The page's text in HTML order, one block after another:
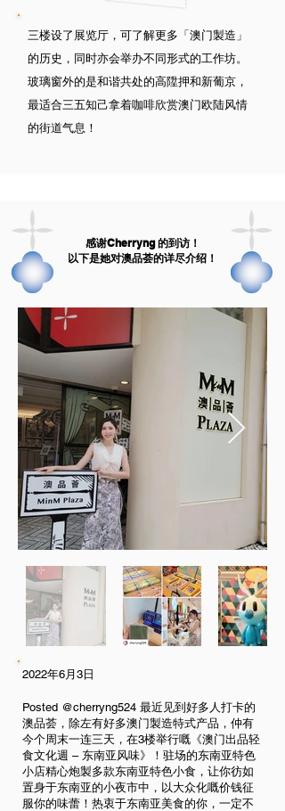
三楼设了展览厅，可了解更多「澳门製造」
的历史，同时亦会举办不同形式的工作坊。
玻璃窗外的是和谐共处的高陞押和新葡京，
最适合三五知己拿着咖啡欣赏澳门欧陆风情
的街道气息！
感谢Cherryng 的到访！
以下是她对澳品荟的详尽介绍！
2022年6月3日
Posted @cherryng524 最近见到好多人打卡的
澳品荟，除左有好多澳门製造特式产品，仲有
今个周末一连三天，在3楼举行嘅《澳门出品轻
食文化週 – 东南亚风味》！驻场的东南亚特色
小店精心炮製多款东南亚特色小食，让你彷如
置身于东南亚的小夜市中，以大众化嘅价钱征
服你的味蕾！热衷于东南亚美食的你，一定不